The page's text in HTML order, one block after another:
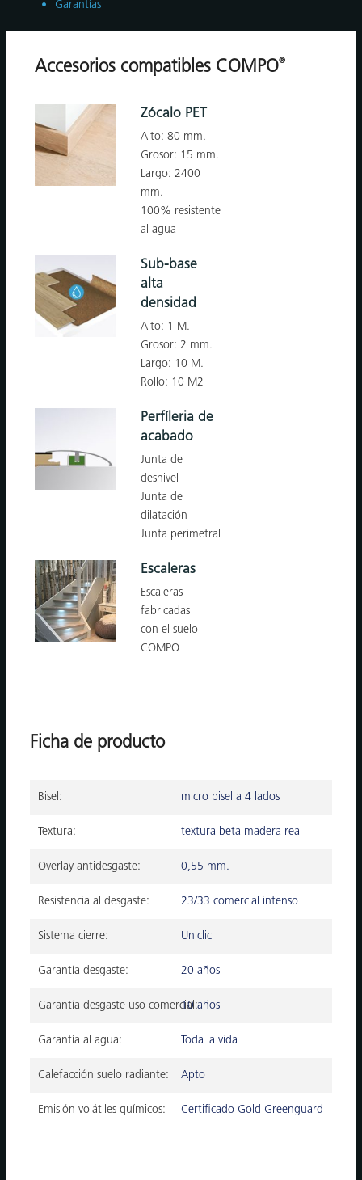
Garantías
Accesorios compatibles COMPO®
Zócalo PET
Alto: 80 mm.
Grosor: 15 mm.
Largo: 2400
mm.
100% resistente
al agua
Sub-base
alta
densidad
Alto: 1 M.
Grosor: 2 mm.
Largo: 10 M.
Rollo: 10 M2
Perfíleria de
acabado
Junta de
desnivel
Junta de
dilatación
Junta perimetral
Escaleras
Escaleras
fabricadas
con el suelo
COMPO
Ficha de producto
Bisel: micro bisel a 4 lados
Textura: textura beta madera real
Overlay antidesgaste: 0,55 mm.
Resistencia al desgaste: 23/33 comercial intenso
Sistema cierre: Uniclic
Garantía desgaste: 20 años
Garantía desgaste uso comercial:10 años
Garantía al agua: Toda la vida
Calefacción suelo radiante: Apto
Emisión volátiles químicos: Certificado Gold Greenguard